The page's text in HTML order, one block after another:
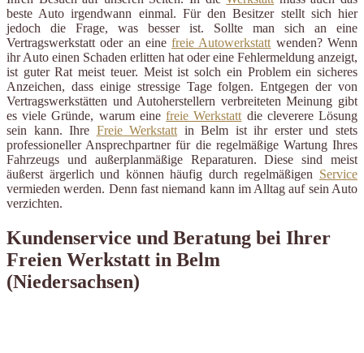
beste Auto irgendwann einmal. Für den Besitzer stellt sich hier
jedoch die Frage, was besser ist. Sollte man sich an eine
Vertragswerkstatt oder an einefreie Autowerkstatt wenden? Wenn
ihr Auto einen Schaden erlitten hat oder eine Fehlermeldung anzeigt,
ist guter Rat meist teuer. Meist ist solch ein Problem ein sicheres
Anzeichen, dass einige stressige Tage folgen. Entgegen der von
Vertragswerkstätten und Autoherstellern verbreiteten Meinung gibt
es viele Gründe, warum einefreie Werkstatt die cleverere Lösung
sein kann. Ihre Freie Werkstatt in Belm ist ihr erster und stets
professioneller Ansprechpartner für die regelmäßige Wartung Ihres
Fahrzeugs und außerplanmäßige Reparaturen. Diese sind meist
äußerst ärgerlich und können häufig durch regelmäßigen Service
vermieden werden. Denn fast niemand kann im Alltag auf sein Auto
verzichten.
Kundenservice und Beratung bei Ihrer
Freien Werkstatt in Belm
(Niedersachsen)